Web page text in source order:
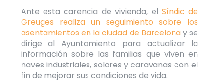
Ante esta carencia de vivienda, elSíndic de
Greuges realiza un seguimiento sobre los
asentamientos en la ciudad de Barcelonay se
dirige al Ayuntamiento para actualizar la
información sobre las familias que viven en
naves industriales, solares y caravanas con el
fin de mejorar sus condiciones de vida.